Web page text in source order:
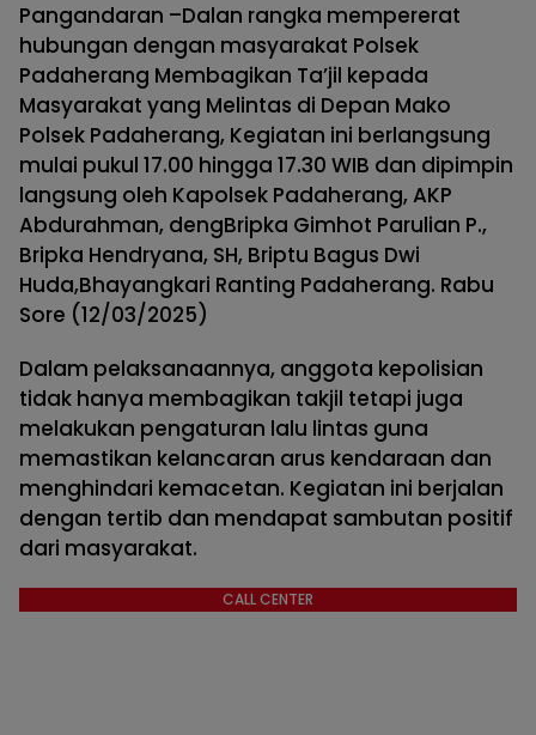
Pangandaran –Dalan rangka mempererat
hubungan dengan masyarakat Polsek
Padaherang Membagikan Ta’jil kepada
Masyarakat yang Melintas di Depan Mako
Polsek Padaherang, Kegiatan ini berlangsung
mulai pukul 17.00 hingga 17.30 WIB dan dipimpin
langsung oleh Kapolsek Padaherang, AKP
Abdurahman, dengBripka Gimhot Parulian P.,
Bripka Hendryana, SH, Briptu Bagus Dwi
Huda,Bhayangkari Ranting Padaherang. Rabu
Sore (12/03/2025)
Dalam pelaksanaannya, anggota kepolisian
tidak hanya membagikan takjil tetapi juga
melakukan pengaturan lalu lintas guna
memastikan kelancaran arus kendaraan dan
menghindari kemacetan. Kegiatan ini berjalan
dengan tertib dan mendapat sambutan positif
dari masyarakat.
CALL CENTER